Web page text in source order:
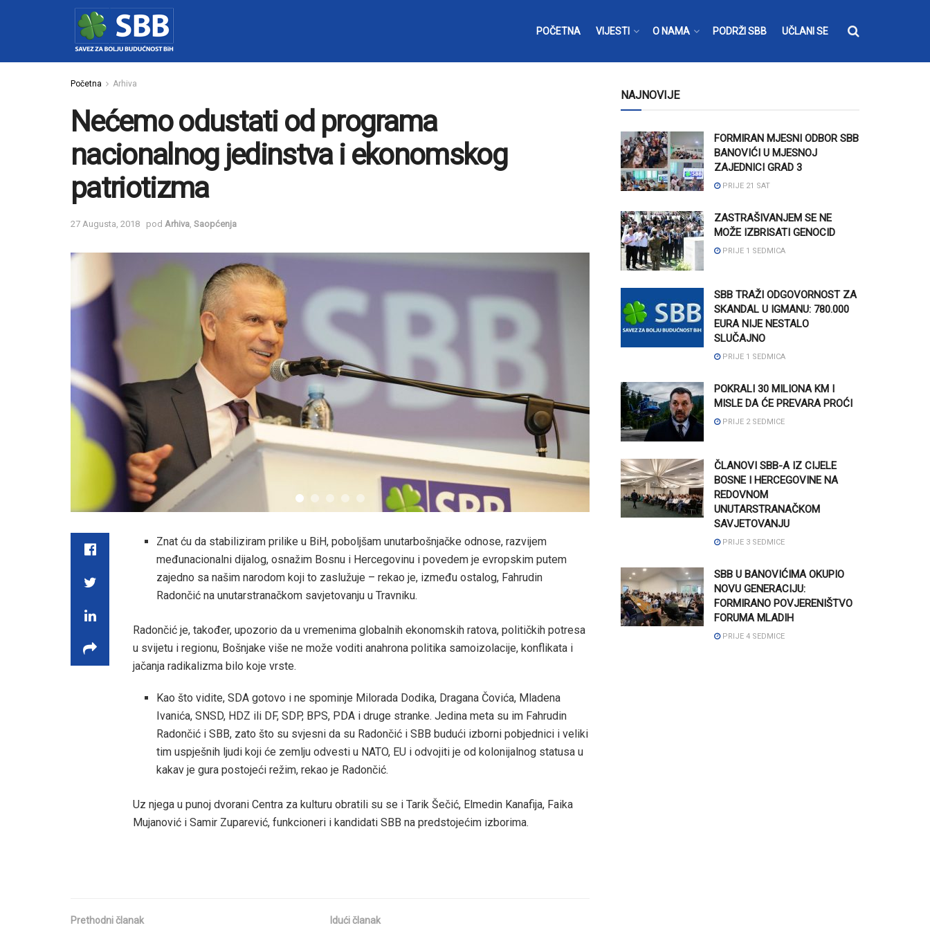
POČETNA VIJESTI O NAMA PODRŽI SBB UČLANI SE
Početna Arhiva
Nećemo odustati od programa
nacionalnog jedinstva i ekonomskog
patriotizma
27 Augusta, 2018 pod Arhiva Saopćenja
Znat ću da stabiliziram prilike u BiH, poboljšam unutarbošnjačke odnose, razvijem
međunacionalni dijalog, osnažim Bosnu i Hercegovinu i povedem je evropskim putem
zajedno sa našim narodom koji to zaslužuje – rekao je, između ostalog, Fahrudin
Radončić na unutarstranačkom savjetovanju u Travniku.
Radončić je, također, upozorio da u vremenima globalnih ekonomskih ratova, političkih potresa
u svijetu i regionu, Bošnjake više ne može voditi anahrona politika samoizolacije, konflikata i
jačanja radikalizma bilo koje vrste.
Kao što vidite, SDA gotovo i ne spominje Milorada Dodika, Dragana Čovića, Mladena
Ivanića, SNSD, HDZ ili DF, SDP, BPS, PDA i druge stranke. Jedina meta su im Fahrudin
Radončić i SBB, zato što su svjesni da su Radončić i SBB budući izborni pobjednici i veliki
tim uspješnih ljudi koji će zemlju odvesti u NATO, EU i odvojiti je od kolonijalnog statusa u
kakav je gura postojeći režim, rekao je Radončić.
Uz njega u punoj dvorani Centra za kulturu obratili su se i Tarik Šečić, Elmedin Kanafija, Faika
Mujanović i Samir Zuparević, funkcioneri i kandidati SBB na predstojećim izborima.
Prethodni članak Idući članak
NAJNOVIJE
FORMIRAN MJESNI ODBOR SBB
BANOVIĆI U MJESNOJ
ZAJEDNICI GRAD 3
PRIJE 21 SAT
ZASTRAŠIVANJEM SE NE
MOŽE IZBRISATI GENOCID
PRIJE 1 SEDMICA
SBB TRAŽI ODGOVORNOST ZA
SKANDAL U IGMANU: 780.000
EURA NIJE NESTALO
SLUČAJNO
PRIJE 1 SEDMICA
POKRALI 30 MILIONA KM I
MISLE DA ĆE PREVARA PROĆI
PRIJE 2 SEDMICE
ČLANOVI SBB-A IZ CIJELE
BOSNE I HERCEGOVINE NA
REDOVNOM
UNUTARSTRANAČKOM
SAVJETOVANJU
PRIJE 3 SEDMICE
SBB U BANOVIĆIMA OKUPIO
NOVU GENERACIJU:
FORMIRANO POVJERENIŠTVO
FORUMA MLADIH
PRIJE 4 SEDMICE